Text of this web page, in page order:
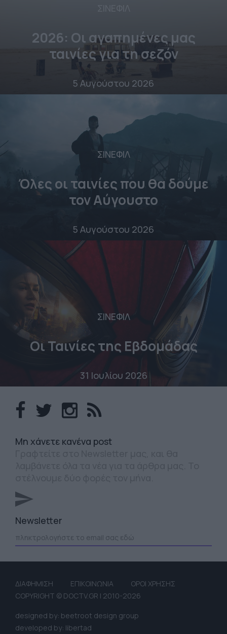
2026: Οι αγαπημένες μας
ταινίες για τη σεζόν
5 Αυγούστου 2026
ΣΙΝΕΦΙΛ
Όλες οι ταινίες που θα δούμε
τον Αύγουστο
5 Αυγούστου 2026
ΣΙΝΕΦΙΛ
Οι Ταινίες της Εβδομάδας
31 Ιουλίου 2026
Mη χάνετε κανένα post
Newsletter
ΔΙΑΦΗΜΙΣΗ ΕΠΙΚΟΙΝΩΝΙΑ
ΟΡΟΙ ΧΡΗΣΗΣ
COPYRIGHT © DOCTV.GR | 2010-2026
designed by: beetroot design group
developed by: libertad